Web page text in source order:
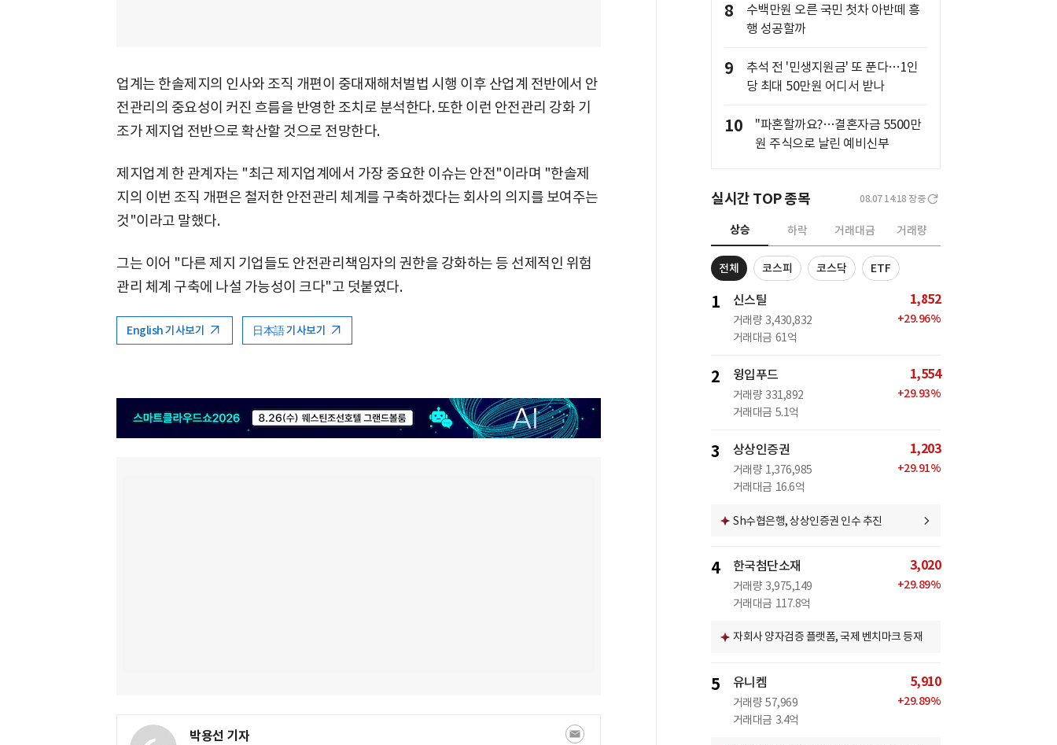
업계는 한솔제지의 인사와 조직 개편이 중대재해처벌법 시행 이후 산업계 전반에서 안
전관리의 중요성이 커진 흐름을 반영한 조치로 분석한다. 또한 이런 안전관리 강화 기
조가 제지업 전반으로 확산할 것으로 전망한다.
제지업계 한 관계자는 "최근 제지업계에서 가장 중요한 이슈는 안전"이라며 "한솔제
지의 이번 조직 개편은 철저한 안전관리 체계를 구축하겠다는 회사의 의지를 보여주는
것"이라고 말했다.
그는 이어 "다른 제지 기업들도 안전관리책임자의 권한을 강화하는 등 선제적인 위험
관리 체계 구축에 나설 가능성이 크다"고 덧붙였다.
English 기사보기 日本語 기사보기
박용선 기자
8
수백만원 오른 국민 첫차 아반떼 흥
행 성공할까
9
추석 전 '민생지원금' 또 푼다…1인
당 최대 50만원 어디서 받나
10
"파혼할까요?…결혼자금 5500만
원 주식으로 날린 예비신부
실시간 TOP 종목 08.07 14:18 장중
상승 하락 거래대금 거래량
전체 코스피 코스닥 ETF
1 신스틸
거래량 3,430,832
거래대금 61억
1,852
+29.96%
2 윙입푸드
거래량 331,892
거래대금 5.1억
1,554
+29.93%
3 상상인증권
거래량 1,376,985
거래대금 16.6억
1,203
+29.91%
Sh수협은행, 상상인증권 인수 추진
4 한국첨단소재
거래량 3,975,149
거래대금 117.8억
3,020
+29.89%
자회사 양자검증 플랫폼, 국제 벤치마크 등재
5 유니켐
거래량 57,969
거래대금 3.4억
5,910
+29.89%